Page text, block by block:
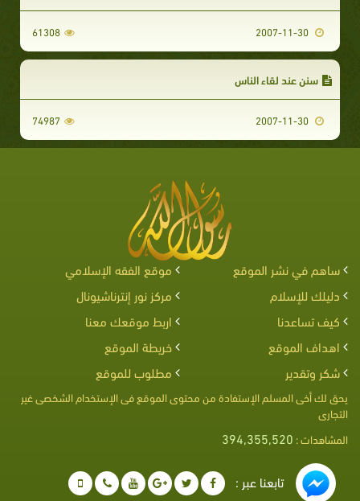
61308
سنن عند لقاء الناس
74987
ساهم في نشر الموقع
موقع الفقه الإسلامي
دليلك للإسلام
مركز نور إنترناشيونال
كيف تساعدنا
اربط موقعك معنا
اهداف الموقع
خريطة الموقع
شكر وتقدير
مطلوب للموقع
يحق لك أخى المسلم الإستفادة من محتوى الموقع فى الإستخدام الشخصى غير
التجارى
المشاهدات : 394,355,520
تابعنا عبر :